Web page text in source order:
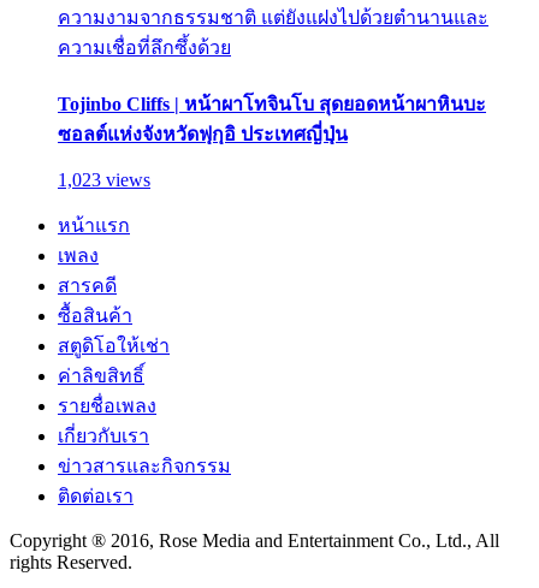
ความงามจากธรรมชาติ แต่ยังแฝงไปด้วยตำนานและ
ความเชื่อที่ลึกซึ้งด้วย
Tojinbo Cliffs | หน้าผาโทจินโบ สุดยอดหน้าผาหินบะ
ซอลต์แห่งจังหวัดฟุกุอิ ประเทศญี่ปุ่น
1,023 views
หน้าแรก
เพลง
สารคดี
ซื้อสินค้า
สตูดิโอให้เช่า
ค่าลิขสิทธิ์
รายชื่อเพลง
เกี่ยวกับเรา
ข่าวสารและกิจกรรม
ติดต่อเรา
Copyright ® 2016, Rose Media and Entertainment Co., Ltd., All
rights Reserved.